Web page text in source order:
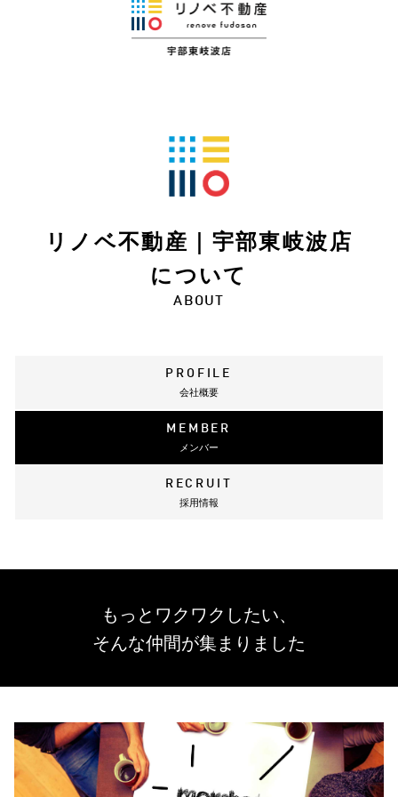
リノベ不動産｜宇部東岐波店
について
ABOUT
PROFILE
会社概要
MEMBER
メンバー
RECRUIT
採用情報
もっとワクワクしたい、
そんな仲間が集まりました